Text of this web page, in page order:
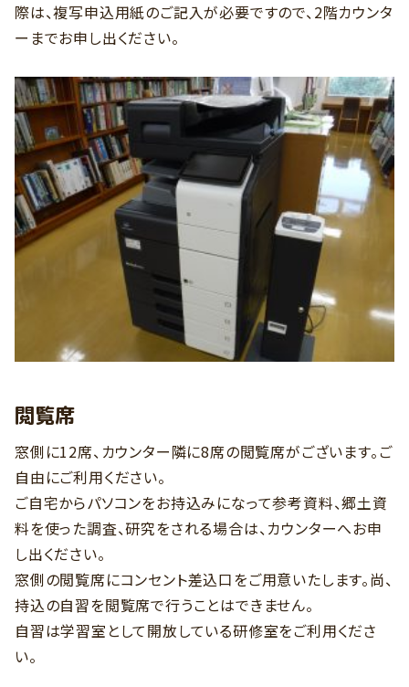
際は、複写申込用紙のご記入が必要ですので、2階カウンタ
ーまでお申し出ください。
閲覧席
窓側に12席、カウンター隣に8席の閲覧席がございます。ご
自由にご利用ください。
ご自宅からパソコンをお持込みになって参考資料、郷土資
料を使った調査、研究をされる場合は、カウンターへお申
し出ください。
窓側の閲覧席にコンセント差込口をご用意いたします。尚、
持込の自習を閲覧席で行うことはできません。
自習は学習室として開放している研修室をご利用くださ
い。